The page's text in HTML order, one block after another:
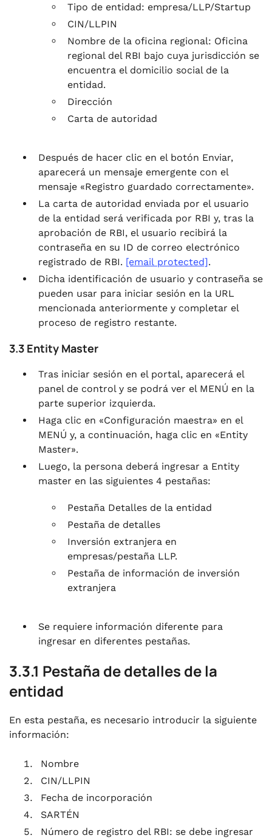
Tipo de entidad: empresa/LLP/Startup
CIN/LLPIN
Nombre de la oficina regional: Oficina
regional del RBI bajo cuya jurisdicción se
encuentra el domicilio social de la
entidad.
Dirección
Carta de autoridad
Después de hacer clic en el botón Enviar,
aparecerá un mensaje emergente con el
mensaje «Registro guardado correctamente».
La carta de autoridad enviada por el usuario
de la entidad será verificada por RBI y, tras la
aprobación de RBI, el usuario recibirá la
contraseña en su ID de correo electrónico
registrado de RBI. [email protected].
Dicha identificación de usuario y contraseña se
pueden usar para iniciar sesión en la URL
mencionada anteriormente y completar el
proceso de registro restante.
3.3 Entity Master
Tras iniciar sesión en el portal, aparecerá el
panel de control y se podrá ver el MENÚ en la
parte superior izquierda.
Haga clic en «Configuración maestra» en el
MENÚ y, a continuación, haga clic en «Entity
Master».
Luego, la persona deberá ingresar a Entity
master en las siguientes 4 pestañas:
Pestaña Detalles de la entidad
Pestaña de detalles
Inversión extranjera en
empresas/pestaña LLP.
Pestaña de información de inversión
extranjera
Se requiere información diferente para
ingresar en diferentes pestañas.
3.3.1 Pestaña de detalles de la
entidad
En esta pestaña, es necesario introducir la siguiente
información:
Nombre
CIN/LLPIN
Fecha de incorporación
SARTÉN
Número de registro del RBI: se debe ingresar